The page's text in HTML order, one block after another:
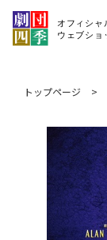
トップページ >